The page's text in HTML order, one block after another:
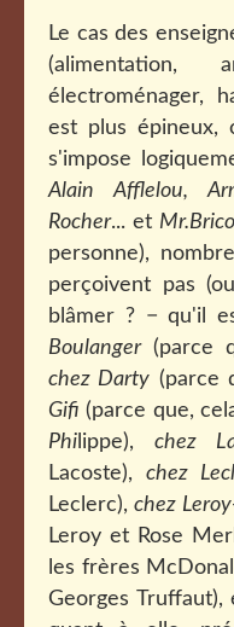
Le cas des
(alimentation,
électroménager,
est plus épineux,
s'impose
Alain Afflelou,
Rocher... et
personne),
perçoivent pas
blâmer ? − qu'il
Boulanger(parce
chez Darty (parce
Gifi (parce que,
Phi lippe),chez
Lacoste),chez
Leclerc),chez
Leroy et Rose
les frères
Georges Truffaut),